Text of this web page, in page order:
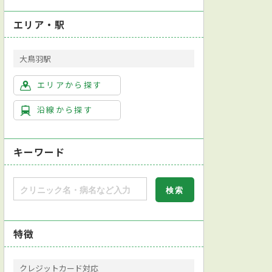
エリア・駅
大鳥羽駅
エリアから探す
沿線から探す
キーワード
特徴
クレジットカード対応